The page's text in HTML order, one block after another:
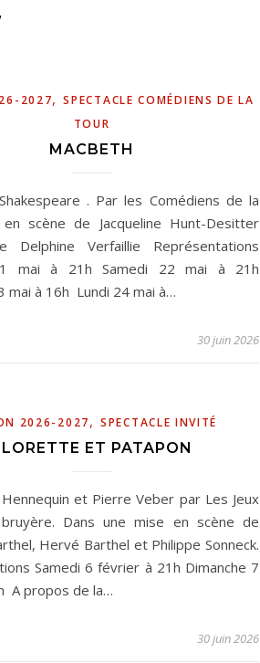
notre scène passion !
2027,SPECTACLE COMÉDIENS DE LA
TOUR
MACBETH
. Par les Comédiens de la
scène de Jacqueline Hunt-Desitter
Delphine Verfaillie Représentations
mai à 21h Samedi 22 mai à 21h
mai à 16h Lundi 24 mai à…
30 juin 2026
2026-2027, SPECTACLE INVITÉ
ET PATAPON
et Pierre Veber par Les Jeux
Dans une mise en scène de
Hervé Barthel et Philippe Sonneck.
Samedi 6 février à 21h Dimanche 7
A propos de la…
30 juin 2026